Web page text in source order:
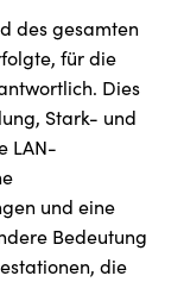
des gesamten
für die
Dies
Stark- und
LAN-
und eine
Bedeutung
die